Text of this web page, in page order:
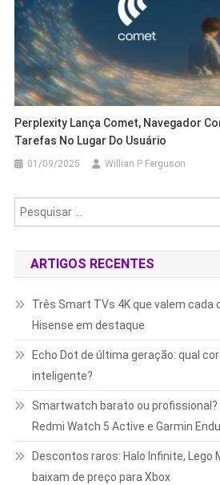
Perplexity Lança Comet, Navegador
Tarefas No Lugar Do Usuário
01/09/2025 Willian P Ferguson
ARTIGOS RECENTES
Três Smart TVs 4K que valem cada
Hisense em destaque
Echo Dot de última geração: qual
inteligente?
Smartwatch barato ou profissional?
Redmi Watch 5 Active e Garmin
Descontos raros: Halo Infinite, Lego
baixam de preço para Xbox